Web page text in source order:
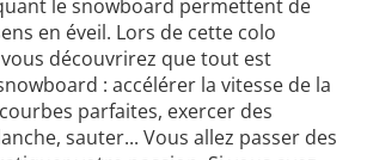
le snowboard permettent de
en éveil. Lors de cette colo
découvrirez que tout est
: accélérer la vitesse de la
parfaites, exercer des
sauter... Vous allez passer des